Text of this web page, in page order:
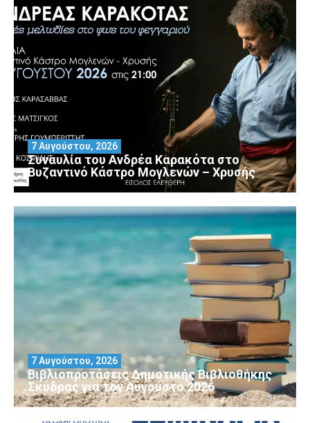
Συναυλία του Ανδρέα Καρακότα στο
Βυζαντινό Κάστρο Μογλενών – Χρυσής
7 Αυγούστου, 2026
Βιβλιοπροτάσεις Δημοτικής Βιβλιοθήκης
Σκύδρας για τον Αύγούστο 2026
7 Αυγούστου, 2026